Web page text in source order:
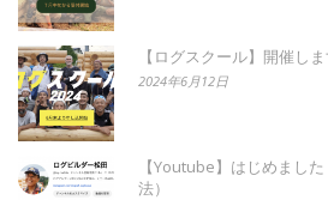
【ログスクール】開催し
2024年6月12日
【Youtube】はじめまし
法）